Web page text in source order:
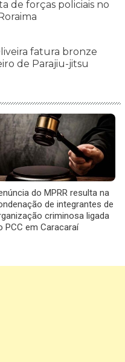
de forças policiais no
fatura bronze
de Parajiu-jitsu
do MPRR resulta na
de integrantes de
criminosa ligada
PCC em Caracaraí